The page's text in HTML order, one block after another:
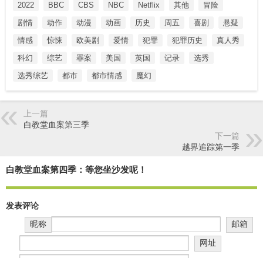
2022
BBC CBS NBC Netflix 其他
冒险
剧情
动作 动漫 动画 历史 周五 喜剧
悬疑
情感
惊悚 欧美剧 爱情 犯罪 犯罪历史
真人秀
科幻
综艺 罪案 美国 英国 记录
选秀
选秀综艺
都市 都市情感 魔幻
上一篇
白教堂血案第三季
下一篇
越界追踪第一季
白教堂血案第四季：等您坐沙发呢！
发表评论
昵称
邮箱
网址